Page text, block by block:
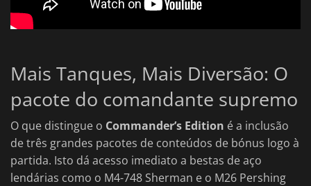
Mais Tanques, Mais Diversão: O
pacote do comandante supremo
O que distingue o Commander’s Edition é a inclusão
de três grandes pacotes de conteúdos de bónus logo à
partida. Isto dá acesso imediato a bestas de aço
lendárias como o M4-748 Sherman e o M26 Pershing